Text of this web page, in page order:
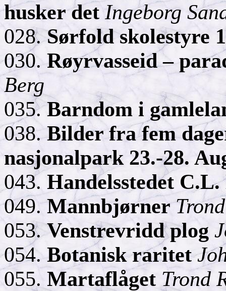
husker detIngeborg
028.Sørfold skolestyre
030.Røyrvasseid –
Berg
035.Barndom i
038.Bilder fra fem
nasjonalpark 23.-28.
043. Handelsstedet
049.Mannbjørner
053.Venstrevridd plog
054.Botanisk raritet
055. Martaflåget Trond